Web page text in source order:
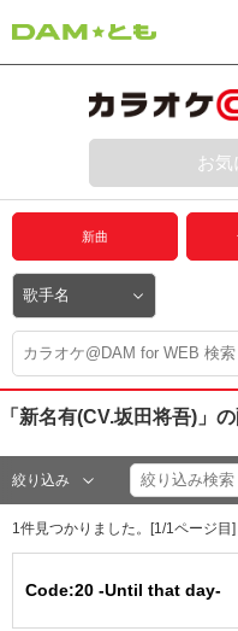
動画からさがす
プレミアムサー
DAM★とも動画
DAM★とも録音
カラオケ＠DAM
ユーザー検索
お気
新曲
「新名有(CV.坂田将吾)」
絞り込み
1 件見つかりました。[1 /1 ページ目]
Code:20 -Until that day-